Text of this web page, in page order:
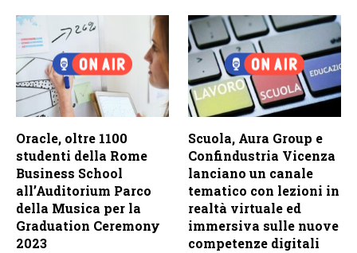
Oracle, oltre 1100
studenti della Rome
Business School
all’Auditorium Parco
della Musica per la
Graduation Ceremony
2023
Scuola, Aura Group e
Confindustria Vicenza
lanciano un canale
tematico con lezioni in
realtà virtuale ed
immersiva sulle nuove
competenze digitali